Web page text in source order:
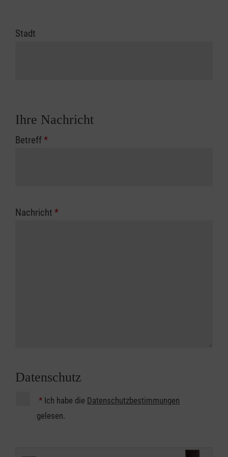
Stadt
Ihre Nachricht
Betreff*
Nachricht *
Datenschutz
* Ich habe die Datenschutzbestimmungen
gelesen.